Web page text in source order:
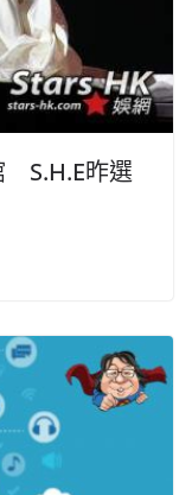
S.H.E昨選